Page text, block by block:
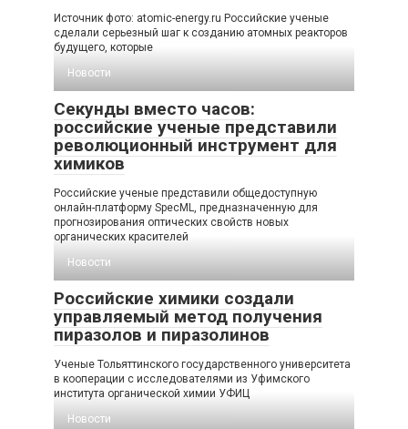
Источник фото: atomic-energy.ru Российские ученые
сделали серьезный шаг к созданию атомных реакторов
будущего, которые
Новости
Секунды вместо часов:
российские ученые представили
революционный инструмент для
химиков
Российские ученые представили общедоступную
онлайн-платформу SpecML, предназначенную для
прогнозирования оптических свойств новых
органических красителей
Новости
Российские химики создали
управляемый метод получения
пиразолов и пиразолинов
Ученые Тольяттинского государственного университета
в кооперации с исследователями из Уфимского
института органической химии УФИЦ
Новости